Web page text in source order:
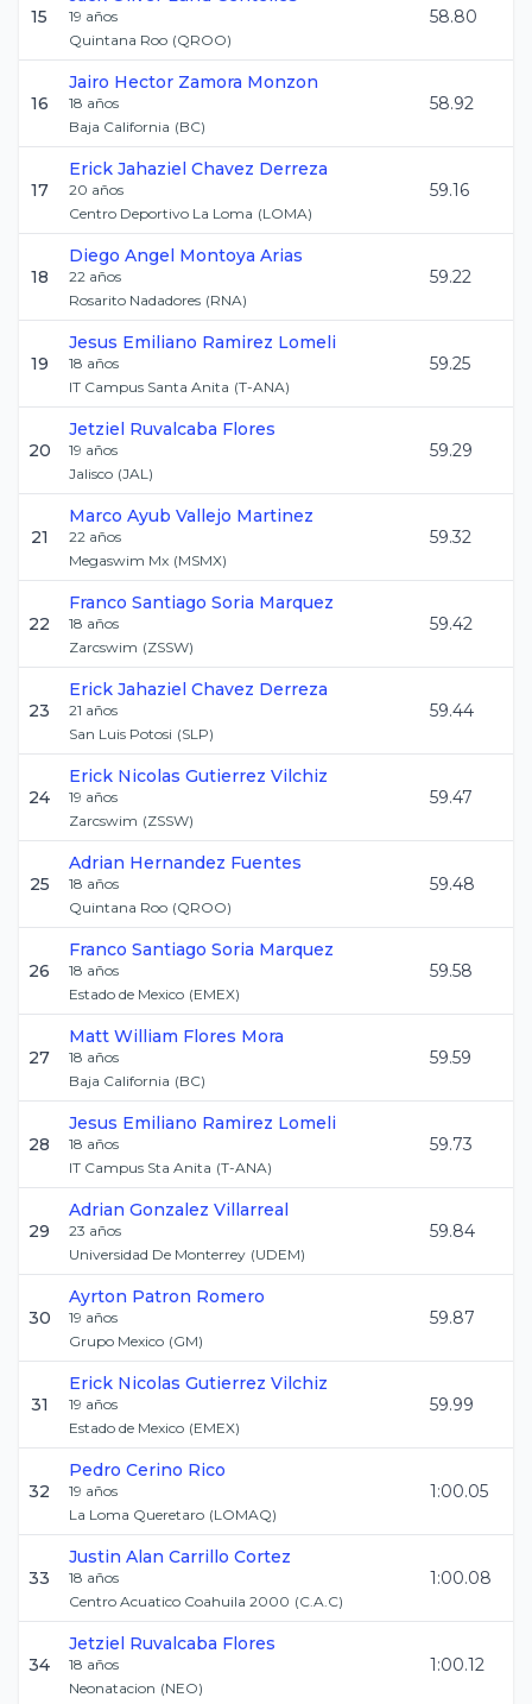
15 19 años
Quintana Roo (QROO)
58.80
16
Jairo Hector Zamora Monzon
18 años
Baja California (BC)
58.92
17
Erick Jahaziel Chavez Derreza
20 años
Centro Deportivo La Loma (LOMA)
59.16
18
Diego Angel Montoya Arias
22 años
Rosarito Nadadores (RNA)
59.22
19
Jesus Emiliano Ramirez Lomeli
18 años
IT Campus Santa Anita (T-ANA)
59.25
20
Jetziel Ruvalcaba Flores
19 años
Jalisco (JAL)
59.29
21
Marco Ayub Vallejo Martinez
22 años
Megaswim Mx (MSMX)
59.32
22
Franco Santiago Soria Marquez
18 años
Zarcswim (ZSSW)
59.42
23
Erick Jahaziel Chavez Derreza
21 años
San Luis Potosi (SLP)
59.44
24
Erick Nicolas Gutierrez Vilchiz
19 años
Zarcswim (ZSSW)
59.47
25
Adrian Hernandez Fuentes
18 años
Quintana Roo (QROO)
59.48
26
Franco Santiago Soria Marquez
18 años
Estado de Mexico (EMEX)
59.58
27
Matt William Flores Mora
18 años
Baja California (BC)
59.59
28
Jesus Emiliano Ramirez Lomeli
18 años
IT Campus Sta Anita (T-ANA)
59.73
29
Adrian Gonzalez Villarreal
23 años
Universidad De Monterrey (UDEM)
59.84
30
Ayrton Patron Romero
19 años
Grupo Mexico (GM)
59.87
31
Erick Nicolas Gutierrez Vilchiz
19 años
Estado de Mexico (EMEX)
59.99
32
Pedro Cerino Rico
19 años
La Loma Queretaro (LOMAQ)
1:00.05
33
Justin Alan Carrillo Cortez
18 años
Centro Acuatico Coahuila 2000 (C.A.C)
1:00.08
34
Jetziel Ruvalcaba Flores
18 años
Neonatacion (NEO)
1:00.12